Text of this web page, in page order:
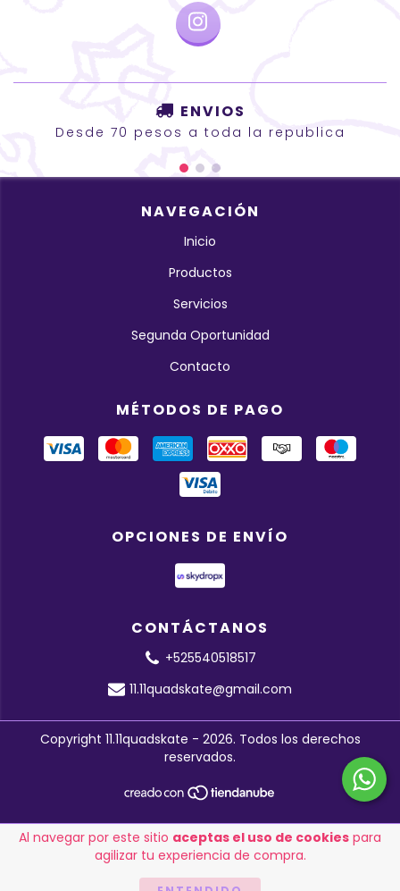
Al navegar por este sitio aceptas el uso de cookies para
agilizar tu experiencia de compra.
ENVIOS
Desde 70 pesos a toda la republica
NAVEGACIÓN
Inicio
Productos
Servicios
Segunda Oportunidad
Contacto
MÉTODOS DE PAGO
OPCIONES DE ENVÍO
CONTÁCTANOS
+525540518517
11.11quadskate@gmail.com
Copyright 11.11quadskate - 2026. Todos los derechos
reservados.